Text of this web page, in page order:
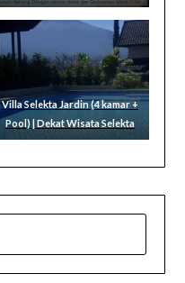
Villa Selekta Jardin (4 kamar +
Pool) | Dekat Wisata Selekta